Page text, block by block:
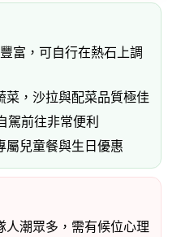
富，可自行在熱石上調
，沙拉與配菜品質極佳
駕前往非常便利
屬兒童餐與生日優惠
人潮眾多，需有候位心理